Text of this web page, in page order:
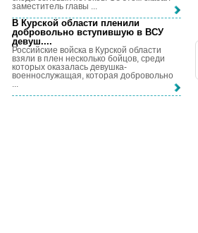
заместитель главы ...
В Курской области пленили
добровольно вступившую в ВСУ
девуш....
Российские войска в Курской области
взяли в плен несколько бойцов, среди
которых оказалась девушка-
военнослужащая, которая добровольно
...